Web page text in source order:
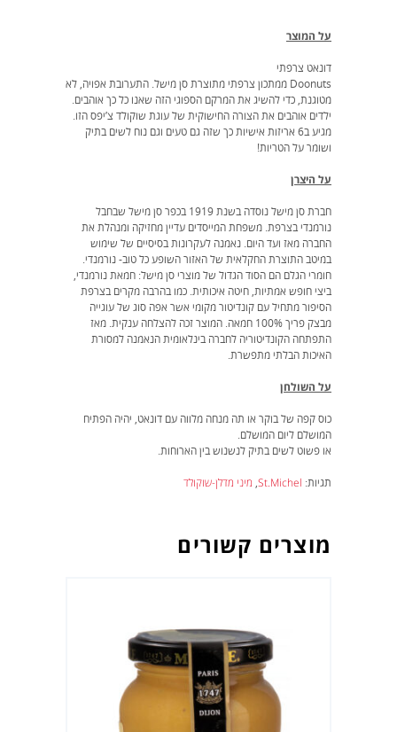
על המוצר
דונאט צרפתי
Doonuts ממתכון צרפתי מתוצרת סן מישל. התערובת אפויה, לא
מטוגנת, כדי להשיג את המרקם הספוגי הזה שאנו כל כך אוהבים.
ילדים אוהבים את הצורה החישוקית של עוגת שוקולד צ’יפס הזו.
מגיע ב6 אריזות אישיות כך שזה גם טעים וגם נוח לשים בתיק
ושומר על הטריות!
על היצרן
חברת סן מישל נוסדה בשנת 1919 בכפר סן מישל שבחבל
נורמנדי בצרפת. משפחת המייסדים עדיין מחזיקה ומנהלת את
החברה מאז ועד היום. נאמנה לעקרונות בסיסיים של שימוש
במיטב התוצרת החקלאית של האזור השופע כל טוב- נורמנדי.
חומרי הגלם הם הסוד הגדול של מוצרי סן מישל: חמאת נורמנדי,
ביצי חופש אמתיות, חיטה איכותית. כמו בהרבה מקרים בצרפת
הסיפור מתחיל עם קונדיטור מקומי אשר אפה סוג של עוגייה
מבצק פריך 100% חמאה. המוצר זכה להצלחה ענקית. מאז
התפתחה הקונדיטוריה לחברה בינלאומית הנאמנה למסורת
האיכות הבלתי מתפשרת.
על השולחן
כוס קפה של בוקר או תה מנחה מלווה עם דונאט, יהיה הפתיח
המושלם ליום המושלם.
או פשוט לשים בתיק לנשנוש בין הארוחות.
תגיות: St.Michel
, מיני מדלן-שוקולד
מוצרים קשורים